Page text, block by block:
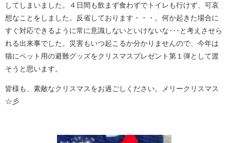
してしまいました。４日間も飲まず食わずでトイレも行けず、可哀
想なことをしました。反省しております・・・。何か起きた場合に
すぐ対応できるように常に意識しないといけないな･･･と考えさせら
れる出来事でした。災害もいつ起こるか分かりませんので、今年は
猫にペット用の避難グッズをクリスマスプレゼント第１弾として渡
そうと思います。
皆様も、素敵なクリスマスをお過ごしください。メリークリスマス
☆彡